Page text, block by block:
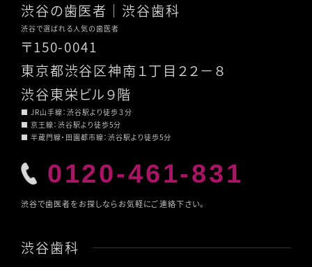
渋谷の歯医者 ｜渋谷歯科
渋谷で選ばれる人気の歯医者
〒150-0041
東京都渋谷区神南１丁目２２－８
渋谷東栄ビル９階
■ JR山手線：渋谷駅より徒歩３分
■ 京王線：渋谷駅より徒歩5分
■ 半蔵門線・田園都市線：渋谷駅より徒歩5分
0120-461-831
渋谷で歯医者をお探しならお気軽にご連絡下さい。
渋谷歯科